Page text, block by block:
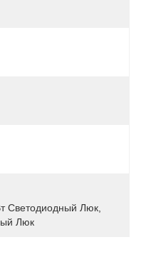
Светодиодный Люк
Люк